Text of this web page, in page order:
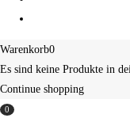
Warenkorb0
Es sind keine Produkte in
Continue shopping
0